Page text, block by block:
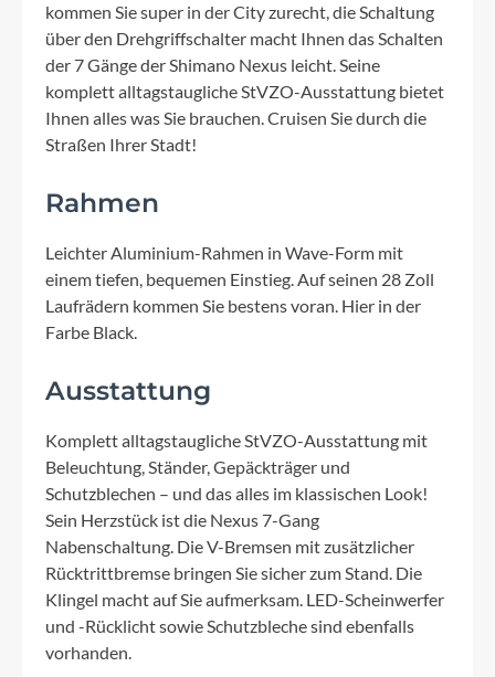
kommen Sie super in der City zurecht, die Schaltung
über den Drehgriffschalter macht Ihnen das Schalten
der 7 Gänge der Shimano Nexus leicht. Seine
komplett alltagstaugliche StVZO-Ausstattung bietet
Ihnen alles was Sie brauchen. Cruisen Sie durch die
Straßen Ihrer Stadt!
Rahmen
Leichter Aluminium-Rahmen in Wave-Form mit
einem tiefen, bequemen Einstieg. Auf seinen 28 Zoll
Laufrädern kommen Sie bestens voran. Hier in der
Farbe Black.
Ausstattung
Komplett alltagstaugliche StVZO-Ausstattung mit
Beleuchtung, Ständer, Gepäckträger und
Schutzblechen – und das alles im klassischen Look!
Sein Herzstück ist die Nexus 7-Gang
Nabenschaltung. Die V-Bremsen mit zusätzlicher
Rücktrittbremse bringen Sie sicher zum Stand. Die
Klingel macht auf Sie aufmerksam. LED-Scheinwerfer
und -Rücklicht sowie Schutzbleche sind ebenfalls
vorhanden.